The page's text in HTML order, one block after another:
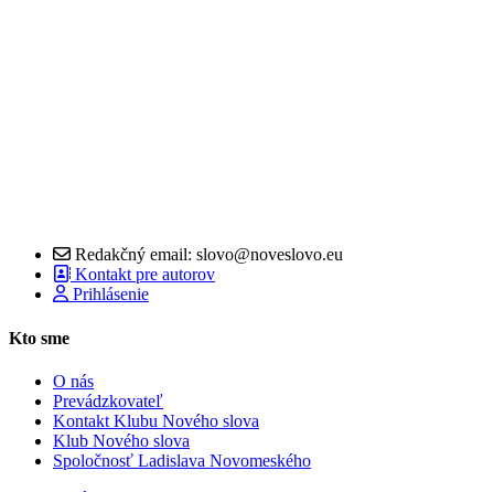
Redakčný email: slovo@noveslovo.eu
Kontakt pre autorov
Prihlásenie
Kto sme
O nás
Prevádzkovateľ
Kontakt Klubu Nového slova
Klub Nového slova
Spoločnosť Ladislava Novomeského